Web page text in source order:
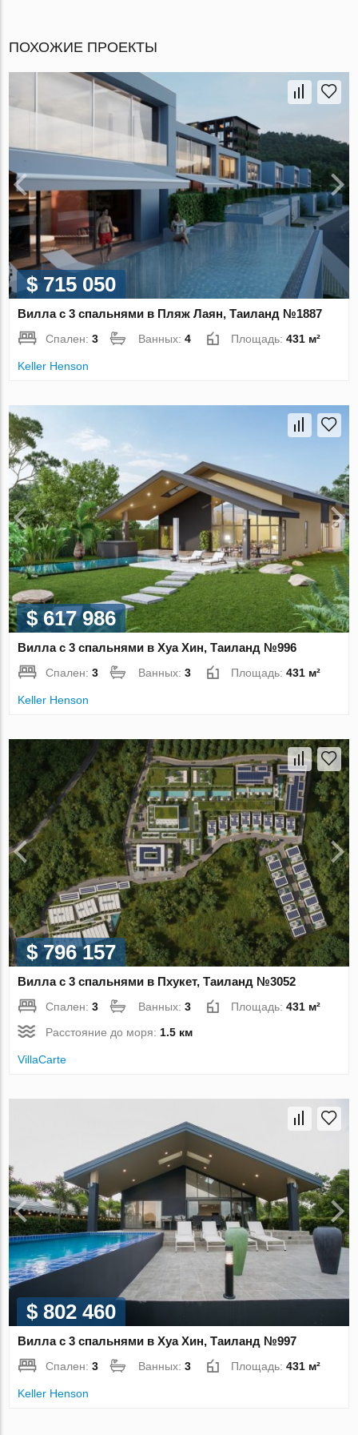
ПОХОЖИЕ ПРОЕКТЫ
$ 715 050
Вилла с 3 спальнями в Пляж Лаян, Таиланд №1887
Спален:3 Ванных:4 Площадь:431 м²
Keller Henson
$ 617 986
Вилла с 3 спальнями в Хуа Хин, Таиланд №996
Спален:3 Ванных:3 Площадь:431 м²
Keller Henson
$ 796 157
Вилла с 3 спальнями в Пхукет, Таиланд №3052
Спален:3 Ванных:3 Площадь:431 м²
Расстояние до моря: 1.5 км
VillaСarte
$ 802 460
Вилла с 3 спальнями в Хуа Хин, Таиланд №997
Спален:3 Ванных:3 Площадь:431 м²
Keller Henson